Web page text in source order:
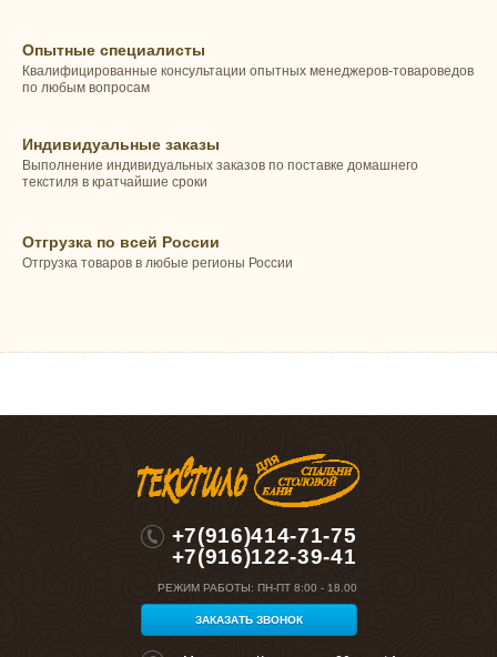
Опытные специалисты
Квалифицированные консультации опытных менеджеров-товароведов
по любым вопросам
Индивидуальные заказы
Выполнение индивидуальных заказов по поставке домашнего
текстиля в кратчайшие сроки
Отгрузка по всей России
Отгрузка товаров в любые регионы России
+7(916)414-71-75
+7(916)122-39-41
РЕЖИМ РАБОТЫ: ПН-ПТ 8:00 - 18.00
ЗАКАЗАТЬ ЗВОНОК